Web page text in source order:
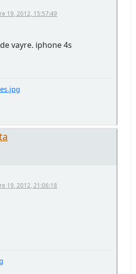
19, 2012, 15:57:49
vayre. iphone 4s
19, 2012, 21:06:18